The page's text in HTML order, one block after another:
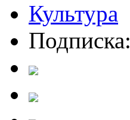
Культура
Подписка: